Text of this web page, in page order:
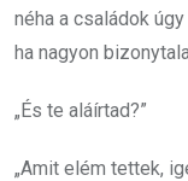
néha a családok
ha nagyon
„És te aláírtad?”
„Amit elém tettek,